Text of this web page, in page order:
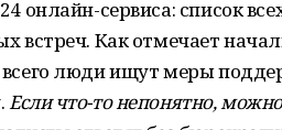
онлайн-сервиса: список
встреч. Как отмечает
люди ищут меры
Если что-то непонятно,